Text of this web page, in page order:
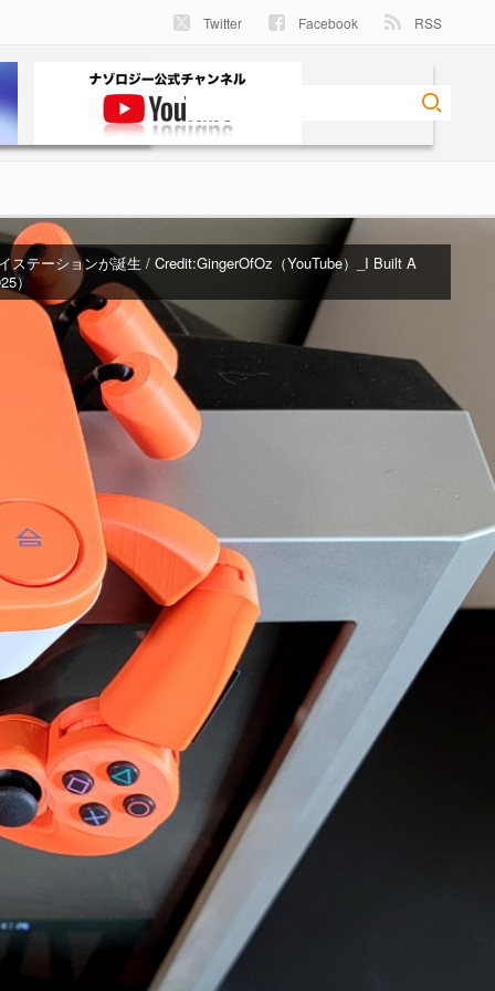
Twitter Facebook RSS
ステーションが誕生 / Credit:GingerOfOz（YouTube）_I Built A
）